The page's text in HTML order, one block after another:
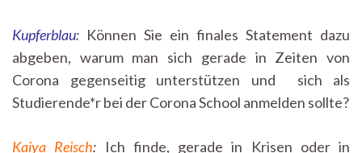
Kupferblau: Können Sie ein finales Statement dazu
abgeben, warum man sich gerade in Zeiten von
Corona gegenseitig unterstützen und sich als
Studierende*r bei der Corona School anmelden sollte?
Kaiya Reisch: Ich finde, gerade in Krisen oder in